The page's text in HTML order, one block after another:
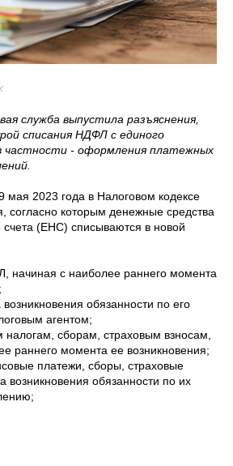
служба выпустила разъяснения,
списания НДФЛ с единого
частности - оформления платежных
мая 2023 года в Налоговом кодексе
согласно которым денежные средства
счета (ЕНС) списываются в новой
начиная с наиболее раннего момента
обязанности по его
агентом;
сборам, страховым взносам,
раннего момента ее возникновения;
платежи, сборы, страховые
возникновения обязанности по их